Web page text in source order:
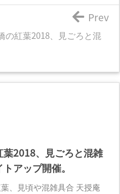
の紅葉2018、見ごろと混
Prev
葉2018、見ごろと混雑
アップ開催。
、見頃や混雑具合 天授庵